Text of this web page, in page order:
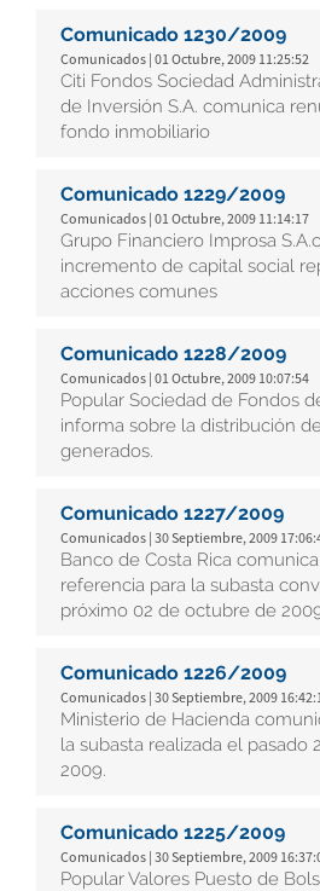
Comunicado 1230/2009
Comunicados | 01 Octubre, 2009 11:25:52
Citi Fondos Sociedad
de Inversión S.A. comunica
fondo inmobiliario
Comunicado 1229/2009
Comunicados | 01 Octubre, 2009 11:14:17
Grupo Financiero Improsa
incremento de capital social
acciones comunes
Comunicado 1228/2009
Comunicados | 01 Octubre, 2009 10:07:54
Popular Sociedad de Fondos
informa sobre la distribución
generados.
Comunicado 1227/2009
Comunicados | 30 Septiembre, 2009
Banco de Costa Rica
referencia para la subasta
próximo 02 de octubre de
Comunicado 1226/2009
Comunicados | 30 Septiembre, 2009
Ministerio de Hacienda
la subasta realizada el pasado
2009.
Comunicado 1225/2009
Comunicados | 30 Septiembre, 2009
Popular Valores Puesto de